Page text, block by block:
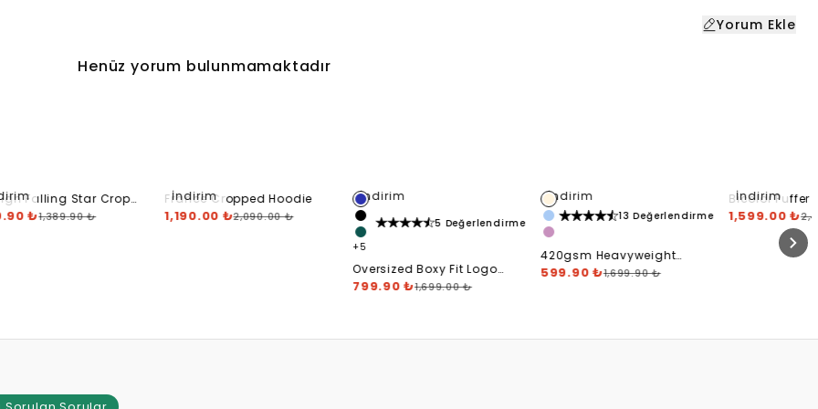
Yorum Ekle
Henüz yorum bulunmamaktadır
Falling Star Crop
₺1,389.90 ₺
İndirim
France Cropped Hoodie
1,190.00 ₺2,090.00 ₺
İndirim
+5
5 Değerlendirme
Oversized Boxy Fit Logo
Hoodie
799.90 ₺1,699.00 ₺
İndirim
13 Değerlendirme
420gsm Heavyweight
Blank Zip Hoodie
599.90 ₺1,699.90 ₺
İndirim
Bicolor Puffer
Creme, Black
1,599.00 ₺